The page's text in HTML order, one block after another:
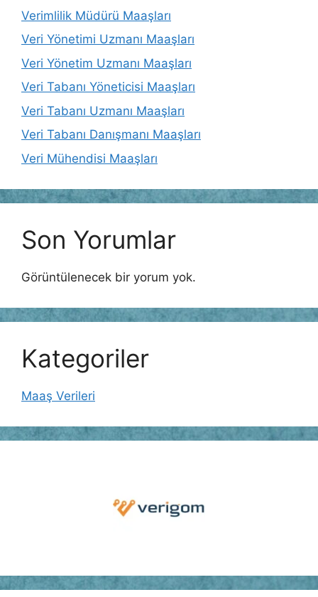
Verimlilik Müdürü Maaşları
Veri Yönetimi Uzmanı Maaşları
Veri Yönetim Uzmanı Maaşları
Veri Tabanı Yöneticisi Maaşları
Veri Tabanı Uzmanı Maaşları
Veri Tabanı Danışmanı Maaşları
Veri Mühendisi Maaşları
Son Yorumlar
Görüntülenecek bir yorum yok.
Kategoriler
Maaş Verileri